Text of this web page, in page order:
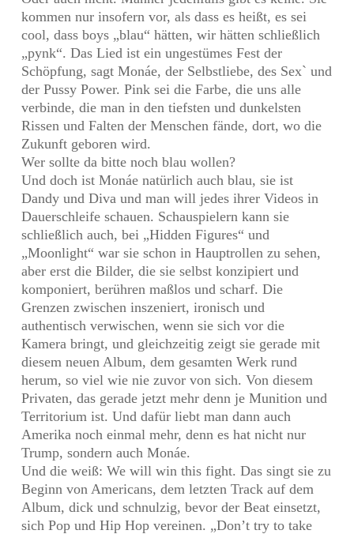
kommen nur insofern vor, als dass es heißt, es sei
cool, dass boys „blau“ hätten, wir hätten schließlich
„pynk“. Das Lied ist ein ungestümes Fest der
Schöpfung, sagt Monáe, der Selbstliebe, des Sex` und
der Pussy Power. Pink sei die Farbe, die uns alle
verbinde, die man in den tiefsten und dunkelsten
Rissen und Falten der Menschen fände, dort, wo die
Zukunft geboren wird.
Wer sollte da bitte noch blau wollen?
Und doch ist Monáe natürlich auch blau, sie ist
Dandy und Diva und man will jedes ihrer Videos in
Dauerschleife schauen. Schauspielern kann sie
schließlich auch, bei „Hidden Figures“ und
„Moonlight“ war sie schon in Hauptrollen zu sehen,
aber erst die Bilder, die sie selbst konzipiert und
komponiert, berühren maßlos und scharf. Die
Grenzen zwischen inszeniert, ironisch und
authentisch verwischen, wenn sie sich vor die
Kamera bringt, und gleichzeitig zeigt sie gerade mit
diesem neuen Album, dem gesamten Werk rund
herum, so viel wie nie zuvor von sich. Von diesem
Privaten, das gerade jetzt mehr denn je Munition und
Territorium ist. Und dafür liebt man dann auch
Amerika noch einmal mehr, denn es hat nicht nur
Trump, sondern auch Monáe.
Und die weiß: We will win this fight. Das singt sie zu
Beginn von Americans, dem letzten Track auf dem
Album, dick und schnulzig, bevor der Beat einsetzt,
sich Pop und Hip Hop vereinen. „Don’t try to take